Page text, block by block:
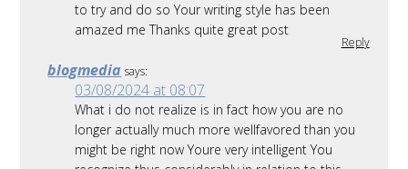
to try and do so Your writing style has been
amazed me Thanks quite great post
Reply
blogmedia says:
03/08/2024 at 08:07
What i do not realize is in fact how you are no
longer actually much more wellfavored than you
might be right now Youre very intelligent You